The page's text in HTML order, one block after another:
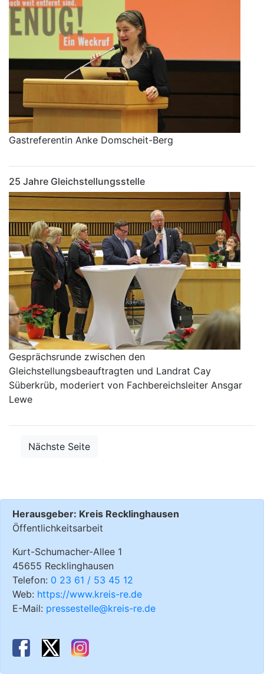
Gastreferentin Anke Domscheit-Berg
25 Jahre Gleichstellungsstelle
Gesprächsrunde zwischen den
Gleichstellungsbeauftragten und Landrat Cay
Süberkrüb, moderiert von Fachbereichsleiter Ansgar
Lewe
Nächste Seite
Herausgeber: Kreis Recklinghausen
Öffentlichkeitsarbeit
Kurt-Schumacher-Allee 1
45655 Recklinghausen
Telefon: 0 23 61 / 53 45 12
Web: https://www.kreis-re.de
E-Mail: pressestelle@kreis-re.de